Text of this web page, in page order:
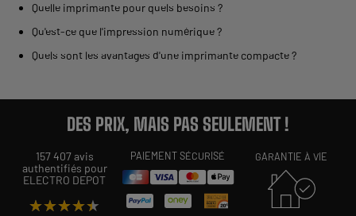
Quelle imprimante pour quels besoins ?
Qu'est-ce que l'impression numérique ?
Quels sont les avantages d'une imprimante compacte ?
DES PRIX, MAIS PAS SEULEMENT !
157 407 avis
authentifiés pour
ELECTRO DEPOT
★★★★★
★★★★★
PAIEMENT SÉCURISÉ GARANTIE À VIE